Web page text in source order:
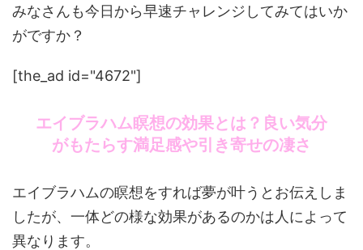
みなさんも今日から早速チャレンジしてみてはいか
がですか？
[the_ad id="4672"]
エイブラハム瞑想の効果とは？良い気分
がもたらす満足感や引き寄せの凄さ
エイブラハムの瞑想をすれば夢が叶うとお伝えしま
したが、一体どの様な効果があるのかは人によって
異なります。